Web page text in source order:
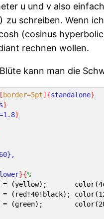
meta = u,
domain y = 0:360,
y = 80,
variable y =\v
,
);
u und v also
zu schreiben. Wenn
(cosinus
rechnen wollen.
kann man die
[ border=5pt]{standalone}
}
}
}{%
color(4cm)
color(20cm)